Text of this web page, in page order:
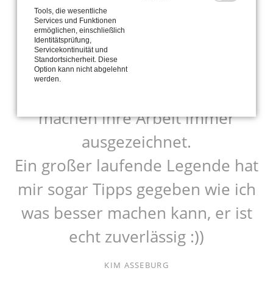
Preis-Leistungs-Verhältnis,
Professionalität, Qualität
Gutes Personal, sind immer
machen ihre Arbeit immer
ausgezeichnet.
Ein großer laufende Legende hat
mir sogar Tipps gegeben wie ich
was besser machen kann, er ist
echt zuverlässig :))
KIM ASSEBURG
Tools, die wesentliche
Services und Funktionen
ermöglichen, einschließlich
Identitätsprüfung,
Servicekontinuität und
Standortsicherheit. Diese
Option kann nicht abgelehnt
werden.